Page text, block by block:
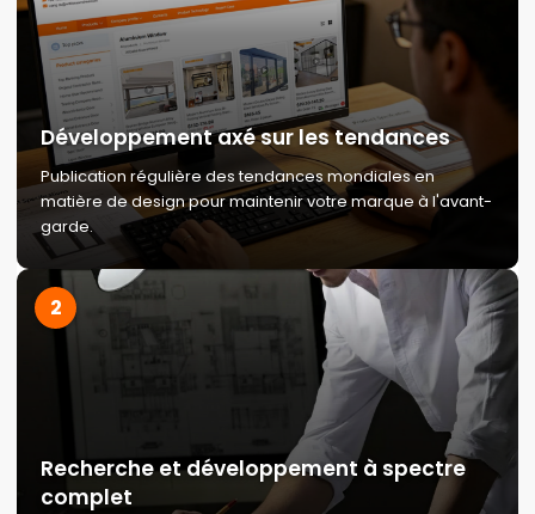
Développement axé sur les tendances
Publication régulière des tendances mondiales en
matière de design pour maintenir votre marque à l'avant-
garde.
2
Recherche et développement à spectre
complet